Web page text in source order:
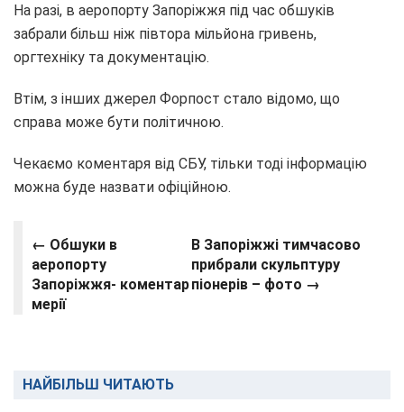
На разі, в аеропорту Запоріжжя під час обшуків
забрали більш ніж півтора мільйона гривень,
оргтехніку та документацію.
Втім, з інших джерел Форпост стало відомо, що
справа може бути політичною.
Чекаємо коментаря від СБУ, тільки тоді інформацію
можна буде назвати офіційною.
← Обшуки в
аеропорту
Запоріжжя- коментар
мерії
В Запоріжжі тимчасово
прибрали скульптуру
піонерів – фото →
НАЙБІЛЬШ ЧИТАЮТЬ